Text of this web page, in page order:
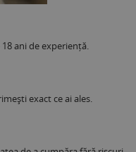
ani de experiență.
exact ce ai ales.